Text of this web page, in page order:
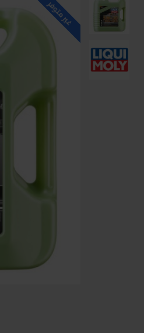
غير متوفر